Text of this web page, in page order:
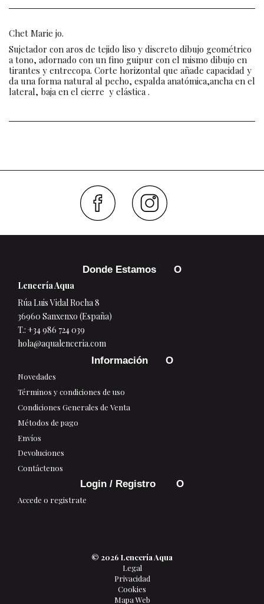
Chet Marie jo.
Sujetador con aros de tejido liso y discreto dibujo geométrico
a tono, adornado con un fino guipur con el mismo dibujo en
tirantes y entrecopa. Corte horizontal que añade capacidad y
da una forma natural al pecho, espalda anatómica,ancha en el
lateral, baja en el cierre y elástica .
Donde Estamos
Lencería Aqua
Rúa Luis Vidal Rocha 8
36960 Sanxenxo (España)
T.: +34 986 724 039
hola@aqualenceria.com
Información
Novedades
Términos y condiciones de uso
Condiciones Generales de Venta
Métodos de pago
Envíos
Devoluciones
Contáctenos
Login / Registro
Accede o registrate
© 2026 Lencería Aqua
Legal
Privacidad
Cookies
Mapa Web